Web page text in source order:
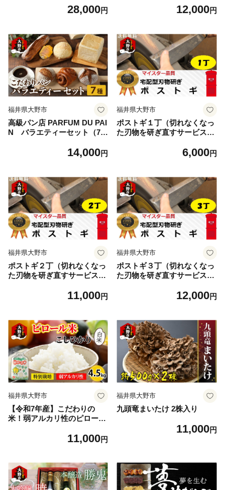
28,000円
人気 食パン 高級 食パン高級
12,000円
福井県大野市
高級パン店 PARFUM DU PAI
N バラエティーセット（7
人気 食パン 高級 食パン高級
14,000円
福井県大野市
ポストギ１丁（切れなくなっ
た刃物を研ぎ直すサービスで
6,000円
福井県大野市
ポストギ２丁（切れなくなっ
た刃物を研ぎ直すサービスで
11,000円
福井県大野市
ポストギ３丁（切れなくなっ
た刃物を研ぎ直すサービスで
12,000円
福井県大野市
【令和7年産】こだわりの
米！弱アルカリ性のピロール
11,000円
福井県大野市
九頭竜まいたけ 2株入り
11,000円